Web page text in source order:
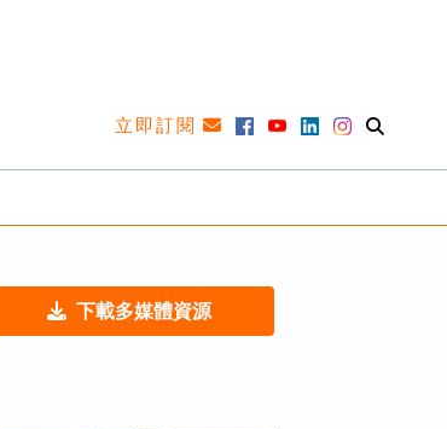
立即訂閱
下載多媒體資源